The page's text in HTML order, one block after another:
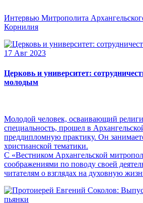
Интервью Митрополита
Корнилия
17 Авг 2023
Церковь и университет:
молодым
Молодой человек, осваивающий
специальность, прошел в
преддипломную практику. Он
христианской тематики.
С «Вестником Архангельской
соображениями по поводу своей
читателям о взглядах на духовную